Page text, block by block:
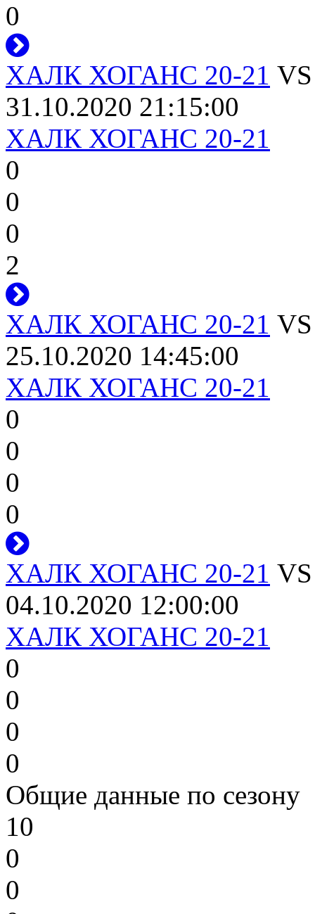
0
ХАЛК ХОГАНС 20-21
31.10.2020 21:15:00
ХАЛК ХОГАНС 20-21
0
0
0
2
ХАЛК ХОГАНС 20-21
25.10.2020 14:45:00
ХАЛК ХОГАНС 20-21
0
0
0
0
ХАЛК ХОГАНС 20-21
04.10.2020 12:00:00
ХАЛК ХОГАНС 20-21
0
0
0
0
Общие данные по сезону
10
0
0